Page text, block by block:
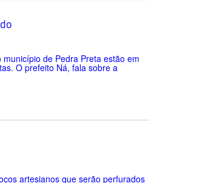
de Pedra Preta estão em
O prefeito Ná, fala sobre a
artesianos que serão perfurados